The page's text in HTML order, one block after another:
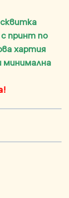
принт по
хартия
минимална